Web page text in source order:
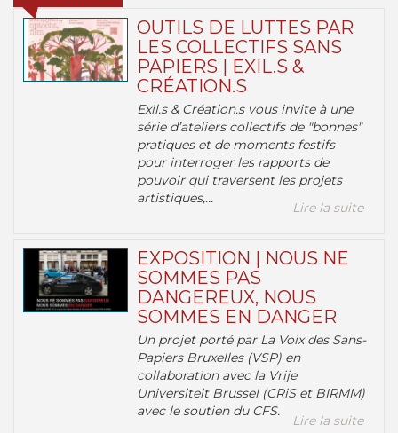
OUTILS DE LUTTES PAR
LES COLLECTIFS SANS
PAPIERS | EXIL.S &
CRÉATION.S
Exil.s & Création.s vous invite à une
série d’ateliers collectifs de "bonnes"
pratiques et de moments festifs
pour interroger les rapports de
pouvoir qui traversent les projets
artistiques,...
Lire la suite
EXPOSITION | NOUS NE
SOMMES PAS
DANGEREUX, NOUS
SOMMES EN DANGER
Un projet porté par La Voix des Sans-
Papiers Bruxelles (VSP) en
collaboration avec la Vrije
Universiteit Brussel (CRiS et BIRMM)
avec le soutien du CFS.
Lire la suite